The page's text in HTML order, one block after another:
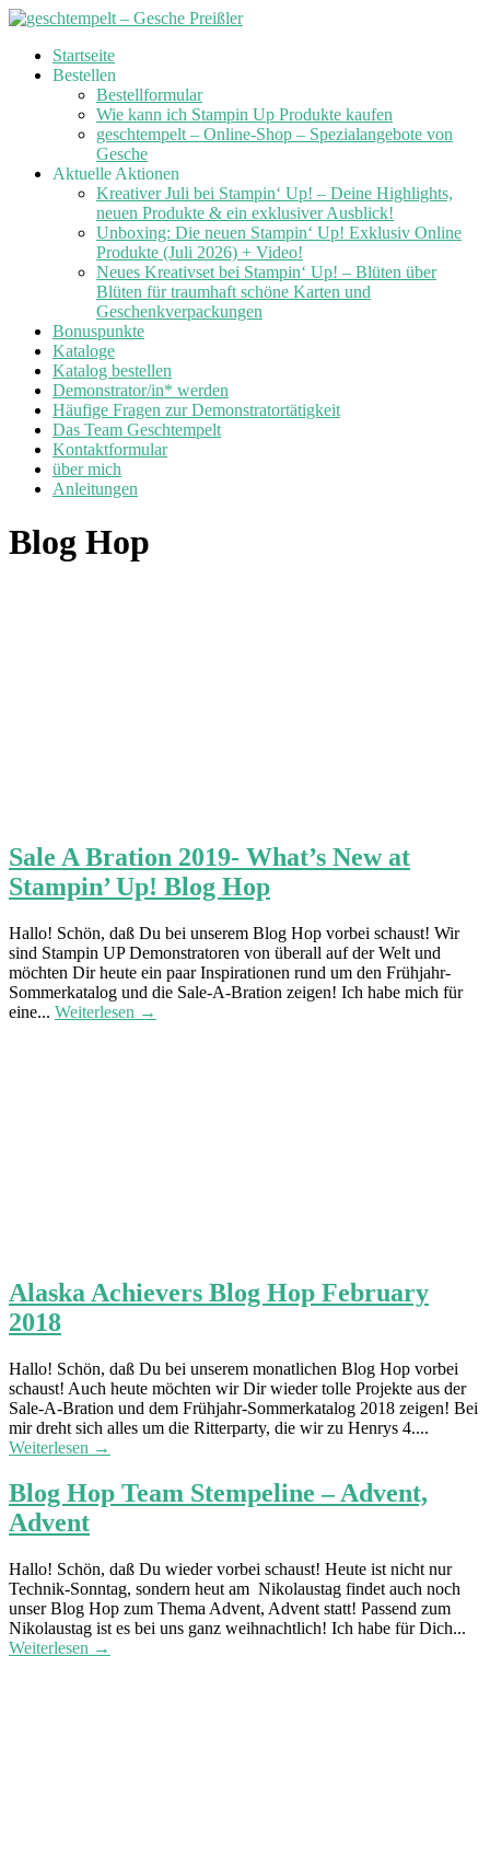
Skip
Startseite
Bestellen
Bestellformular
Wie kann ich Stampin Up Produkte kaufen
geschtempelt – Online-Shop – Spezialangebote von
Gesche
Aktuelle Aktionen
Kreativer Juli bei Stampin‘ Up! – Deine Highlights,
neuen Produkte & ein exklusiver Ausblick!
Unboxing: Die neuen Stampin‘ Up! Exklusiv Online
Produkte (Juli 2026) + Video!
Neues Kreativset bei Stampin‘ Up! – Blüten über
Blüten für traumhaft schöne Karten und
Geschenkverpackungen
Bonuspunkte
Kataloge
Katalog bestellen
Demonstrator/in* werden
Häufige Fragen zur Demonstratortätigkeit
Das Team Geschtempelt
Kontaktformular
über mich
Anleitungen
Blog Hop
Sale A Bration 2019- What’s New at
Stampin’ Up! Blog Hop
Hallo! Schön, daß Du bei unserem Blog Hop vorbei schaust! Wir
sind Stampin UP Demonstratoren von überall auf der Welt und
möchten Dir heute ein paar Inspirationen rund um den Frühjahr-
Sommerkatalog und die Sale-A-Bration zeigen! Ich habe mich für
eine... Weiterlesen →
Alaska Achievers Blog Hop February
2018
Hallo! Schön, daß Du bei unserem monatlichen Blog Hop vorbei
schaust! Auch heute möchten wir Dir wieder tolle Projekte aus der
Sale-A-Bration und dem Frühjahr-Sommerkatalog 2018 zeigen! Bei
mir dreht sich alles um die Ritterparty, die wir zu Henrys 4....
Weiterlesen →
Blog Hop Team Stempeline – Advent,
Advent
Hallo! Schön, daß Du wieder vorbei schaust! Heute ist nicht nur
Technik-Sonntag, sondern heut am Nikolaustag findet auch noch
unser Blog Hop zum Thema Advent, Advent statt! Passend zum
Nikolaustag ist es bei uns ganz weihnachtlich! Ich habe für Dich...
Weiterlesen →